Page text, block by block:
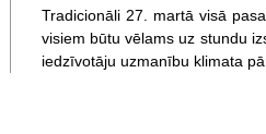
Tradicionāli 27. martā visā
visiem būtu vēlams uz stundu
iedzīvotāju uzmanību klimata